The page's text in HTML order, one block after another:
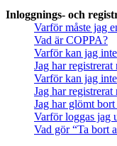
Inloggnings- och
Varför måste jag
Vad är COPPA?
Varför kan jag
Jag har
Varför kan jag
Jag har
Jag har glömt
Varför loggas jag
Vad gör “Ta bort